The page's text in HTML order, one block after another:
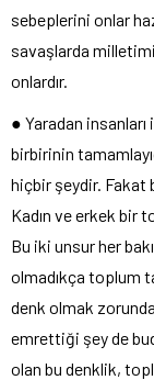
sebeplerini onlar
savaşlarda
onlardır.
● Yaradan
birbirinin
hiçbir şeydir. Fakat
Kadın ve erkek bir
Bu iki unsur her
olmadıkça toplum
denk olmak
emrettiği şey de
olan bu denklik,